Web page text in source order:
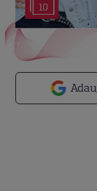
10